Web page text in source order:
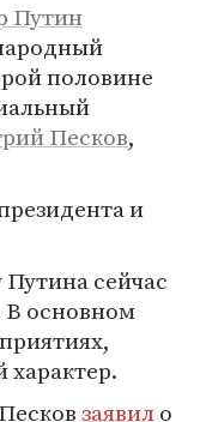
Путин
половине
Песков,
и
сейчас
В основном
заявило